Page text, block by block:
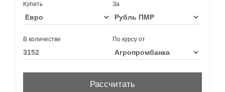
Купить За
В количестве По курсу от